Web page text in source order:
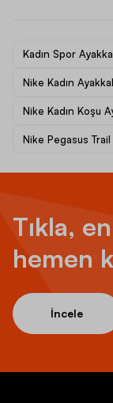
Kadın Spor
Nike Kadın
Nike Kadın Koşu
Nike Pegasus
Tıkla,
hemen
İncele